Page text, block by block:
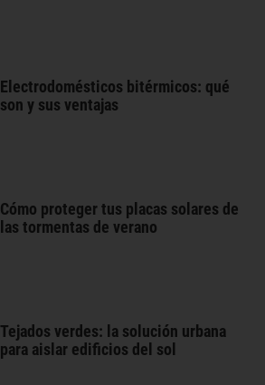
Electrodomésticos bitérmicos: qué
son y sus ventajas
Cómo proteger tus placas solares de
las tormentas de verano
Tejados verdes: la solución urbana
para aislar edificios del sol